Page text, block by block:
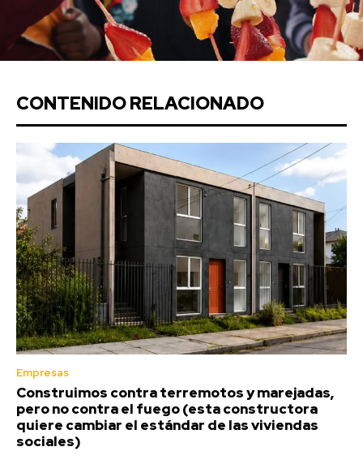
CONTENIDO RELACIONADO
Empresas
Construimos contra terremotos y marejadas,
pero no contra el fuego (esta constructora
quiere cambiar el estándar de las viviendas
sociales)